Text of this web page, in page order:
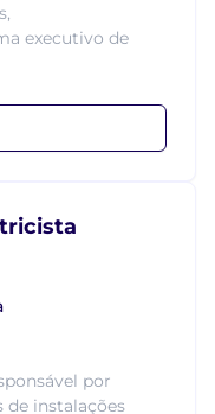
executivo de
por
de instalações